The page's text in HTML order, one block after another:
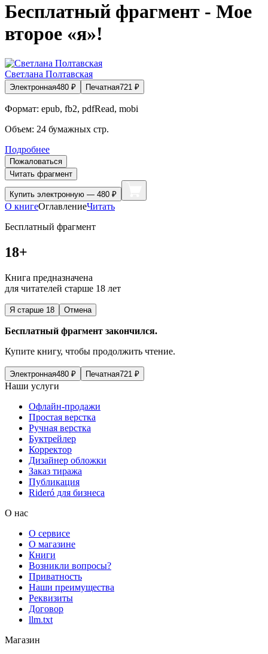
Бесплатный фрагмент - Мое
второе «я»!
Светлана Полтавская
Электронная480 ₽ Печатная721 ₽
Формат: epub, fb2, pdfRead, mobi
Объем: 24 бумажных стр.
Подробнее
Пожаловаться
Читать фрагмент
Купить электронную — 480 ₽
О книгеОглавлениеЧитать
Бесплатный фрагмент
18+
Книга предназначена
для читателей старше 18 лет
Я старше 18 Отмена
Бесплатный фрагмент закончился.
Купите книгу, чтобы продолжить чтение.
Электронная480 ₽ Печатная721 ₽
Наши услуги
Офлайн-продажи
Простая верстка
Ручная верстка
Буктрейлер
Корректор
Дизайнер обложки
Заказ тиража
Публикация
Rideró для бизнеса
О нас
О сервисе
О магазине
Книги
Возникли вопросы?
Приватность
Наши преимущества
Реквизиты
Договор
llm.txt
Магазин